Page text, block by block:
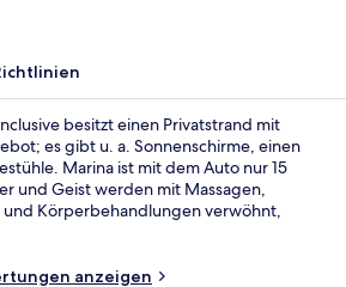
besitzt einen Privatstrand mit
es gibt u. a. Sonnenschirme, einen
Marina ist mit dem Auto nur 15
und Geist werden mit Massagen,
Körperbehandlungen verwöhnt,
in der Bar/Lounge an der richtigen
anzeigen